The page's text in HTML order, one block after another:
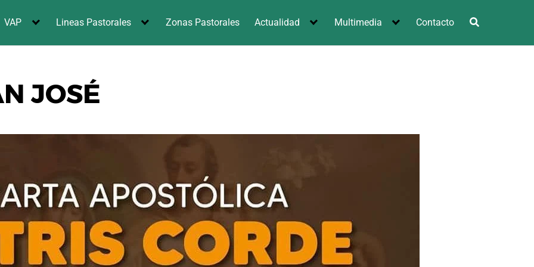
VAP Lineas Pastorales Zonas Pastorales Actualidad Multimedia Contacto
JOSÉ